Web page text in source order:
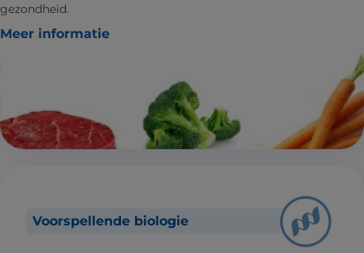
gezondheid.
Meer informatie
Voorspellende biologie